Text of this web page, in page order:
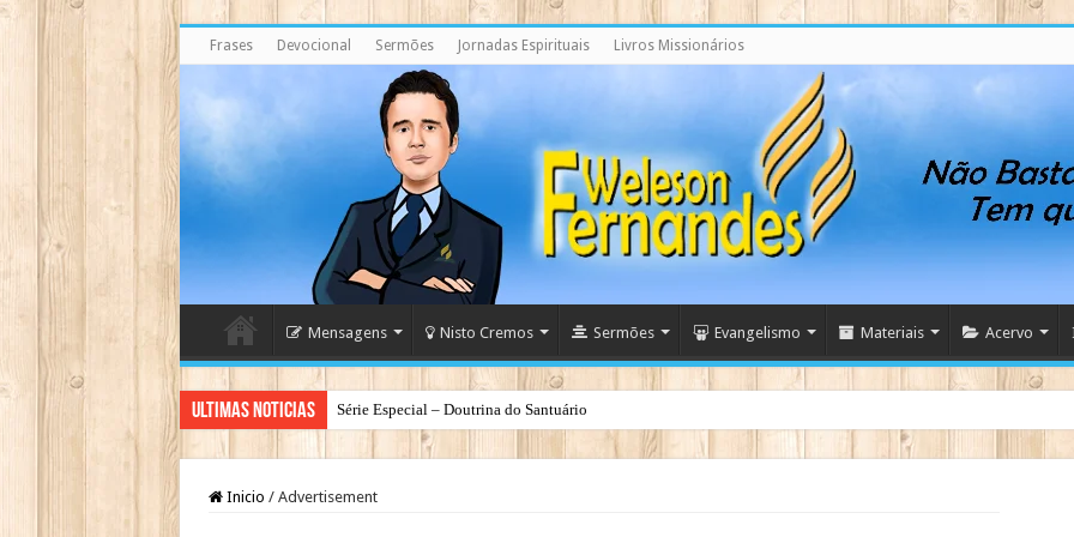
Frases Devocional Sermões Jornadas Espirituais Livros Missionários
Mensagens Nisto Cremos Sermões Evangelismo Materiais Acervo
Ultimas Noticias Série Especial – Doutrina do Santuário
Inicio / Advertisement